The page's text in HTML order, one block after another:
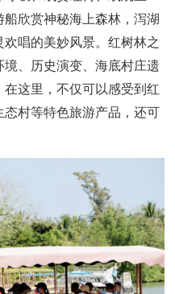
欣赏神秘海上森林，泻湖
唱的美妙风景。红树林之
、历史演变、海底村庄遗
这里，不仅可以感受到红
村等特色旅游产品，还可